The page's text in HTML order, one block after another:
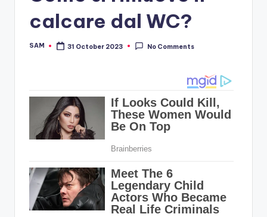
calcare dal WC?
Posted
SAM 31 October 2023 No Comments